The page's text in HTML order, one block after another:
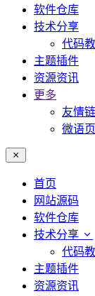
软件仓库
技术分享
代码
主题插件
资源资讯
更多
友情
微语
首页
网站源码
软件仓库
技术分享
代码
主题插件
资源资讯